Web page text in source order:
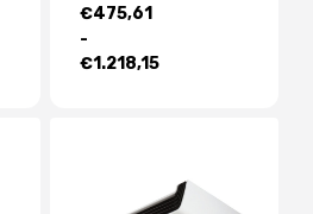
€475,61
-
€1.218,15
FASCIA
DI
PREZZO: